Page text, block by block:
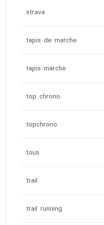
strava
tapis de marche
tapis marche
top chrono
topchrono
tous
trail
trail running